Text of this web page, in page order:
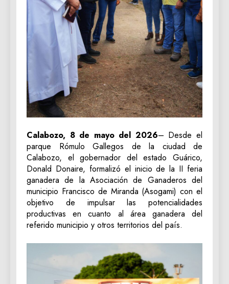
Calabozo, 8 de mayo del 2026– Desde el
parque Rómulo Gallegos de la ciudad de
Calabozo, el gobernador del estado Guárico,
Donald Donaire, formalizó el inicio de la II feria
ganadera de la Asociación de Ganaderos del
municipio Francisco de Miranda (Asogami) con el
objetivo de impulsar las potencialidades
productivas en cuanto al área ganadera del
referido municipio y otros territorios del país.